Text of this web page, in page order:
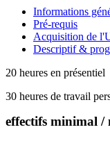
Informations
Pré-requis
Acquisition de
Descriptif &
20 heures en présentiel
30 heures de travail
effectifs minimal /